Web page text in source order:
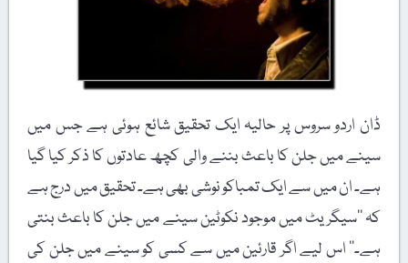
ڈان اردو سروس پر حالیہ ایک تحقیق شائع ہوئی ہے جس میں
سینے میں جلن کا باعث بننے والی کچھ عادتوں کا ذکر کیا گیا
ہے۔ ان میں سے ایک تمباکو نوشی بھی ہے۔ تحقیق میں درج ہے
کہ ’’سیگریٹ میں موجود نکوٹین سینے میں جلن کا باعث بنتی
ہے۔‘‘ اس لیے اگر قارئین میں سے کسی کو سینے میں جلن کی